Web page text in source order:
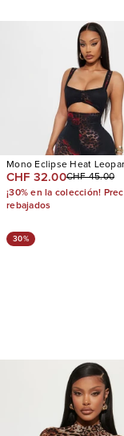
Mono Eclipse Heat
Mesh Flare Leg
CHF 32.00CHF 45.00
¡30% en la colección!
rebajados
30%